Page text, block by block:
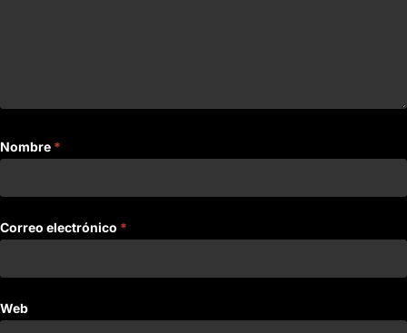
Nombre *
Correo electrónico *
Web